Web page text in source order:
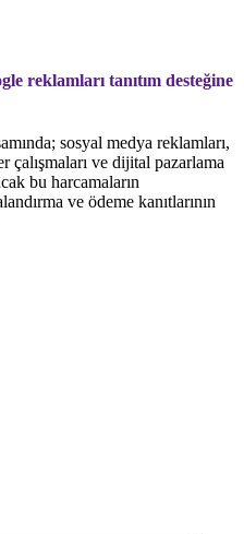
reklamları tanıtım desteğine
sosyal medya reklamları,
çalışmaları ve dijital pazarlama
bu harcamaların
ve ödeme kanıtlarının